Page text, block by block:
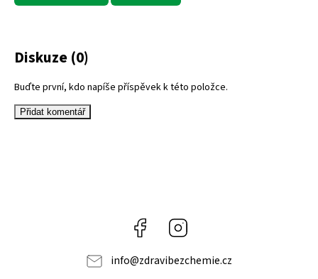
Diskuze (0)
Buďte první, kdo napíše příspěvek k této položce.
Přidat komentář
Facebook
info@zdravibezchemie.cz